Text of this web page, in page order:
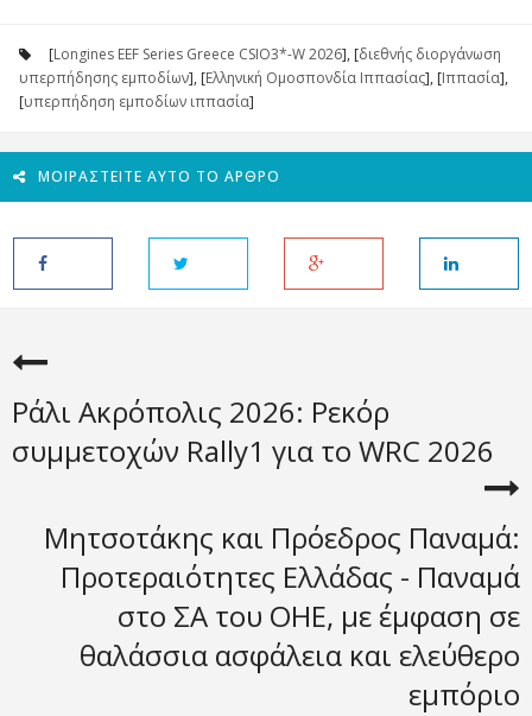
[Longines EEF Series Greece CSIO3*-W 2026], [διεθνής διοργάνωση
υπερπήδησης εμποδίων], [Ελληνική Ομοσπονδία Ιππασίας], [Ιππασία],
[υπερπήδηση εμποδίων ιππασία]
ΜΟΙΡΑΣΤΕΊΤΕ ΑΥΤΌ ΤΟ ΆΡΘΡΟ
Ράλι Ακρόπολις 2026: Ρεκόρ
συμμετοχών Rally1 για το WRC 2026
Μητσοτάκης και Πρόεδρος Παναμά:
Προτεραιότητες Ελλάδας - Παναμά
στο ΣΑ του ΟΗΕ, με έμφαση σε
θαλάσσια ασφάλεια και ελεύθερο
εμπόριο